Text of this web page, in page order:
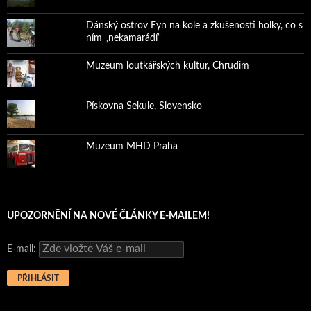
Dánský ostrov Fyn na kole a zkušenosti holky, co s
ním „nekamarádí“
Muzeum loutkářských kultur, Chrudim
Pískovna Sekule, Slovensko
Muzeum MHD Praha
UPOZORNĚNÍ NA NOVÉ ČLÁNKY E-MAILEM!
E-mail: